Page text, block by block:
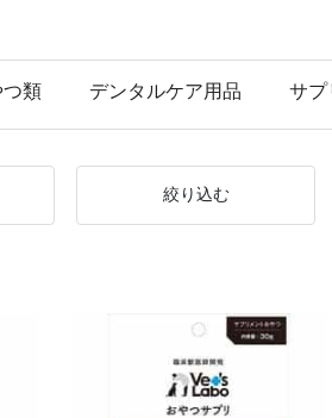
つ類 デンタルケア用品 サプ
絞り込む